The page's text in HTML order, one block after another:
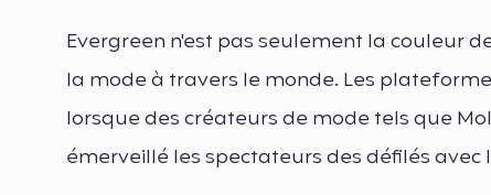
Evergreen n'est pas seulement la couleur
la mode à travers le monde. Les
lorsque des créateurs de mode tels que
émerveillé les spectateurs des défilés